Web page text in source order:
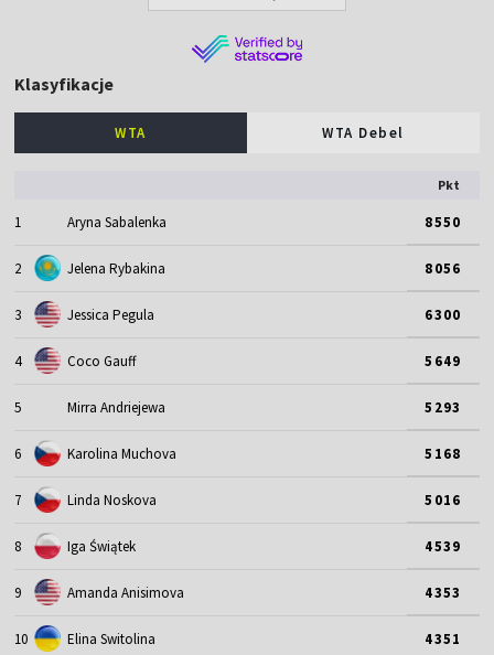
Klasyfikacje
WTA WTA Debel
Pkt
1 Aryna Sabalenka 8550
2 Jelena Rybakina 8056
3 Jessica Pegula 6300
4 Coco Gauff 5649
5 Mirra Andriejewa 5293
6 Karolina Muchova 5168
7 Linda Noskova 5016
8 Iga Świątek 4539
9 Amanda Anisimova 4353
10 Elina Switolina 4351